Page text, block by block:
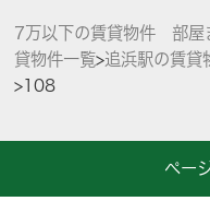
7万以下の賃貸物件 部屋
貸物件一覧>追浜駅の賃貸
>108
ペー